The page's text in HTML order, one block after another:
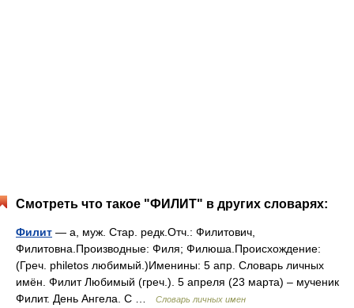
Смотреть что такое "ФИЛИТ" в других словарях:
Филит — а, муж. Стар. редк.Отч.: Филитович,
Филитовна.Производные: Филя; Филюша.Происхождение:
(Греч. philetos любимый.)Именины: 5 апр. Словарь личных
имён. Филит Любимый (греч.). 5 апреля (23 марта) – мученик
Филит. День Ангела. С …
Словарь личных имен